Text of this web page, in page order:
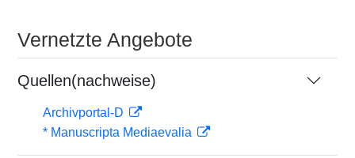
Vernetzte Angebote
Quellen(nachweise)
Archivportal-D
* Manuscripta Mediaevalia